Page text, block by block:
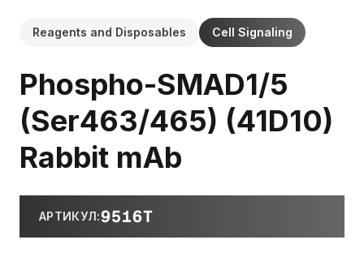
Reagents and Disposables Cell Signaling
Phospho-SMAD1/5
(Ser463/465) (41D10)
Rabbit mAb
АРТИКУЛ:9516T